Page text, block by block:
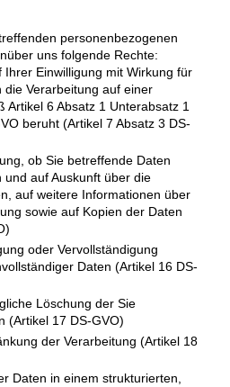
personenbezogenen
uns folgende Rechte:
Ihrer Einwilligung mit Wirkung für
die Verarbeitung auf einer
Artikel 6 Absatz 1 Unterabsatz 1
beruht (Artikel 7 Absatz 3 DS-
ob Sie betreffende Daten
auf Auskunft über die
auf weitere Informationen über
sowie auf Kopien der Daten
oder Vervollständigung
Daten (Artikel 16 DS-
Löschung der Sie
(Artikel 17 DS-GVO)
der Verarbeitung (Artikel 18
Daten in einem strukturierten,